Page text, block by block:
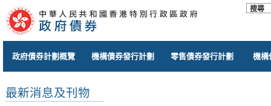
政府債券計劃概覽 機構債券發行計劃 零售債券發行計劃 機構
最新消息及刊物